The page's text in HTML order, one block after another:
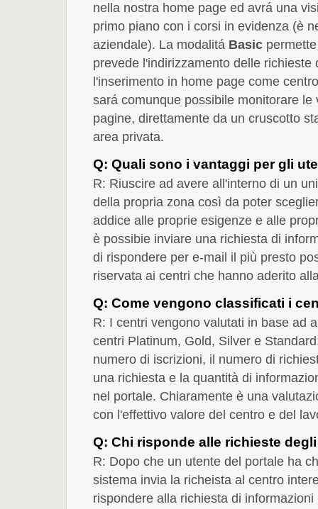
nella nostra home page ed avrá una
primo piano con i corsi in evidenza (è
aziendale). La modalitá Basic
prevede l'indirizzamento delle
l'inserimento in home page come
sará comunque possibile monitorare
pagine, direttamente da un cruscotto
area privata.
Q: Quali sono i vantaggi per gli
R: Riuscire ad avere all'interno di un
della propria zona così da poter
addice alle proprie esigenze e alle
è possibie inviare una richiesta di
di rispondere per e-mail il più presto
riservata ai centri che hanno aderito
Q: Come vengono classificati i
R: I centri vengono valutati in base ad
centri Platinum, Gold, Silver e
numero di iscrizioni, il numero di
una richiesta e la quantità di
nel portale. Chiaramente è una
con l'effettivo valore del centro e del
Q: Chi risponde alle richieste
R: Dopo che un utente del portale ha
sistema invia la richeista al centro
rispondere alla richiesta di